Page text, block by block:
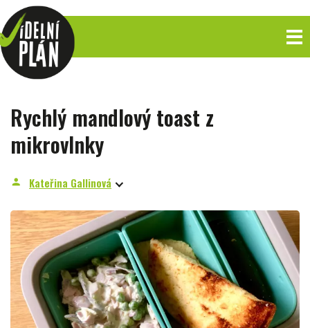
Rychlý mandlový toast z
mikrovlnky
person Kateřina Gallinová